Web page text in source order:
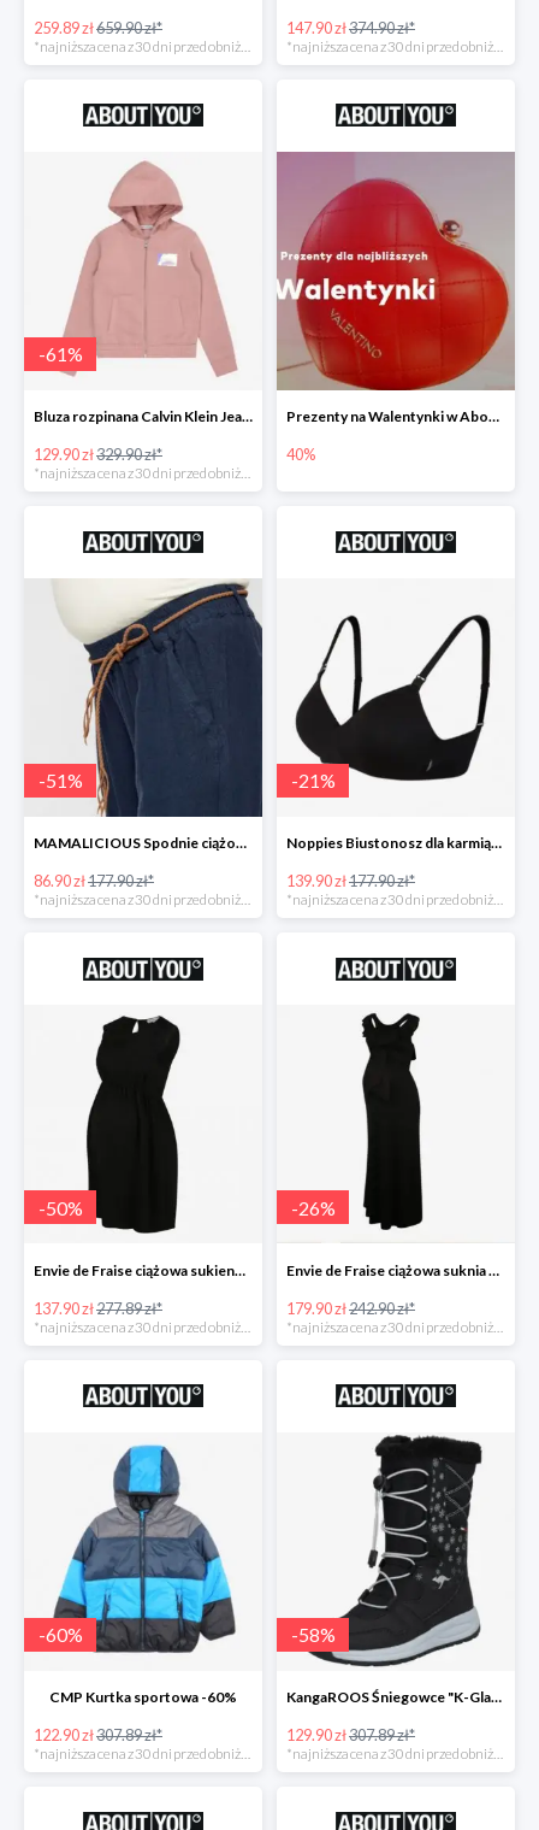
259.89 zł659.90 zł* 147.90 zł374.90 zł*
-61%
Bluza rozpinana Calvin Klein Jeans -61%
129.90 zł329.90 zł*
Prezenty na Walentynki w About You do -40%
40%
-51%
MAMALICIOUS Spodnie ciążowe -51%
86.90 zł177.90 zł*
*najniższa cena z 30 dni przed obniżką
-21%
Noppies Biustonosz dla karmiących -21%
139.90 zł177.90 zł*
*najniższa cena z 30 dni przed obniżką
-50%
Envie de Fraise ciążowa sukienka 'Madeleine' -50%
137.90 zł277.89 zł*
-26%
Envie de Fraise ciążowa suknia wieczorowa 'Lucille' -26%
179.90 zł242.90 zł*
-60%
CMP Kurtka sportowa -60%
122.90 zł307.89 zł*
*najniższa cena z 30 dni przed obniżką
-58%
KangaROOS Śniegowce "K-Glaze RTX -60%
129.90 zł307.89 zł*
*najniższa cena z 30 dni przed obniżką